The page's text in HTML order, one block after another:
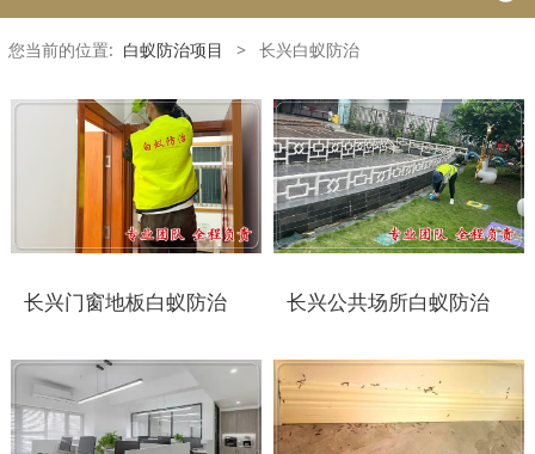
昆山白蚁防治
太仓白蚁防治
常州白蚁防治
溧阳白蚁防治
如东白蚁防治
您当前的位置: 白蚁防治项目 > 长兴白蚁防治
长兴门窗地板白蚁防治 长兴公共场所白蚁防治